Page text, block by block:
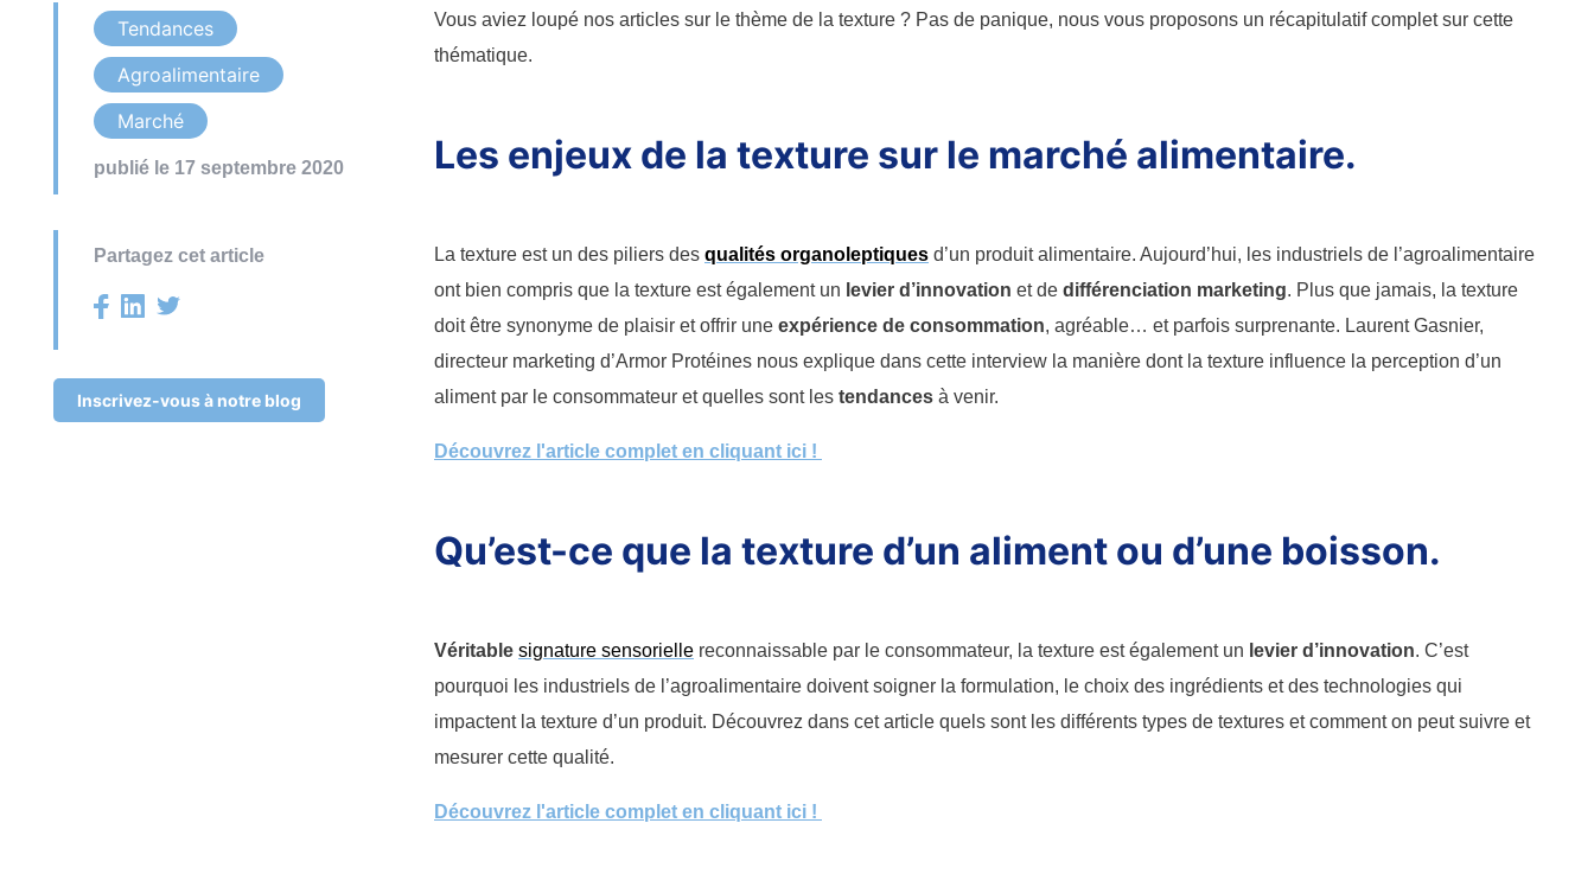
Tendances
Agroalimentaire
Marché
publié le 17 septembre 2020
Partagez cet article
Inscrivez-vous à notre blog
Vous aviez loupé nos articles sur le thème de la texture ? Pas de panique, nous vous proposons un récapitulatif complet sur cette
thématique.
Les enjeux de la texture sur le marché alimentaire.
La texture est un des piliers des qualités organoleptiques d’un produit alimentaire. Aujourd’hui, les industriels de l’agroalimentaire
ont bien compris que la texture est également un levier d’innovation et de différenciation marketing. Plus que jamais, la texture
doit être synonyme de plaisir et offrir une expérience de consommation, agréable… et parfois surprenante. Laurent Gasnier,
directeur marketing d’Armor Protéines nous explique dans cette interview la manière dont la texture influence la perception d’un
aliment par le consommateur et quelles sont les tendances à venir.
Découvrez l'article complet en cliquant ici !
Qu’est-ce que la texture d’un aliment ou d’une boisson.
Véritable signature sensorielle reconnaissable par le consommateur, la texture est également un levier d’innovation. C’est
pourquoi les industriels de l’agroalimentaire doivent soigner la formulation, le choix des ingrédients et des technologies qui
impactent la texture d’un produit. Découvrez dans cet article quels sont les différents types de textures et comment on peut suivre et
mesurer cette qualité.
Découvrez l'article complet en cliquant ici !